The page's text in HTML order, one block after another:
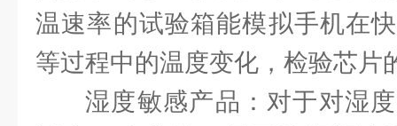
温速率的试验箱能模拟手机在
等过程中的温度变化，检验芯片
湿度敏感产品：对于对湿